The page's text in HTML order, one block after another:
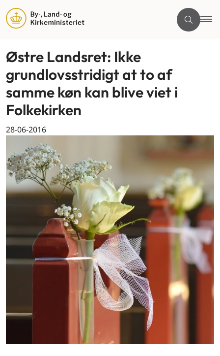
Østre Landsret: Ikke
grundlovsstridigt at to af
samme køn kan blive viet i
Folkekirken
28-06-2016